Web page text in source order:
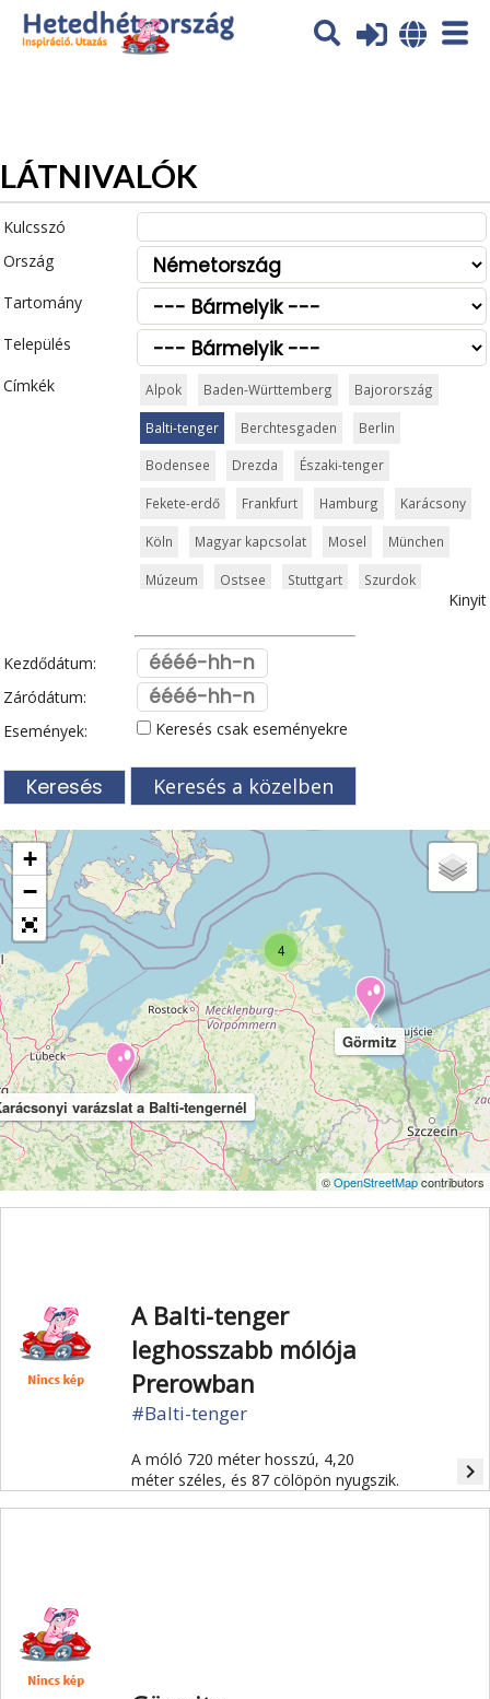
Az oldal sütiket (cookies) használ. További tájékoztatás itt:
Adatvédelmi tájékoztató
LÁTNIVALÓK
Kulcsszó
Ország
Tartomány
Település
Címkék
Alpok Baden-Württemberg Bajorország
Balti-tenger Berchtesgaden Berlin
Bodensee Drezda Északi-tenger
Fekete-erdő Frankfurt Hamburg Karácsony
Köln Magyar kapcsolat Mosel München
Múzeum Ostsee Stuttgart Szurdok
Világörökség Zugspitze
Kinyit
Kezdődátum:
Záródátum:
Események:
Keresés csak eseményekre
Keresés a közelben
4
varázslat a Balti-tengernél
Görmitz
+
−
©OpenStreetMapcontributors
A Balti-tenger
leghosszabb mólója
Prerowban
#Balti-tenger
A móló 720 méter hosszú, 4,20
méter széles, és 87 cölöpön nyugszik.
navigate_next